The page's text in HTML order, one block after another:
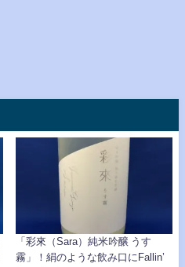
「彩來（Sara）純米吟醸 うす
霧」！絹のような飲み口にFallin’